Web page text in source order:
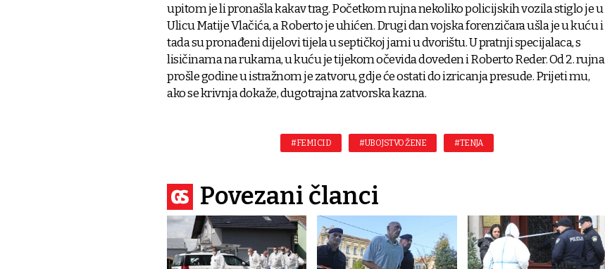
upitom je li pronašla kakav trag. Početkom rujna nekoliko policijskih vozila stiglo je u
Ulicu Matije Vlačića, a Roberto je uhićen. Drugi dan vojska forenzičara ušla je u kuću i
tada su pronađeni dijelovi tijela u septičkoj jami u dvorištu. U pratnji specijalaca, s
lisičinama na rukama, u kuću je tijekom očevida doveden i Roberto Reder. Od 2. rujna
prošle godine u istražnom je zatvoru, gdje će ostati do izricanja presude. Prijeti mu,
ako se krivnja dokaže, dugotrajna zatvorska kazna.
#FEMICID #UBOJSTVO ŽENE #TENJA
Povezani članci